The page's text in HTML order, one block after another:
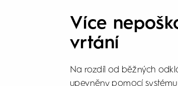
Více
vrtání
Na rozdíl od běžných
upevněny pomocí